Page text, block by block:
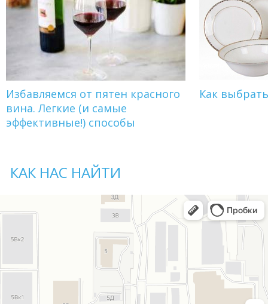
Избавляемся от пятен красного
вина. Легкие (и самые
эффективные!) способы
Как
КАК НАС НАЙТИ